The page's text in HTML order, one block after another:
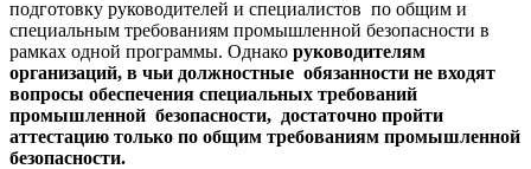
подготовку руководителей и специалистов по общим и
специальным требованиям промышленной безопасности в
рамках одной программы. Однако руководителям
организаций, в чьи должностные обязанности не входят
вопросы обеспечения специальных требований
промышленной безопасности, достаточно пройти
аттестацию только по общим требованиям промышленной
безопасности.